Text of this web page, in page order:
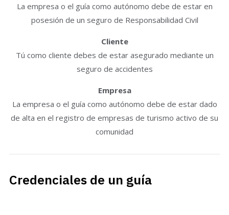
La empresa o el guía como autónomo debe de estar en
posesión de un seguro de Responsabilidad Civil
Cliente
Tú como cliente debes de estar asegurado mediante un
seguro de accidentes
Empresa
La empresa o el guía como autónomo debe de estar dado
de alta en el registro de empresas de turismo activo de su
comunidad
Credenciales de un guía